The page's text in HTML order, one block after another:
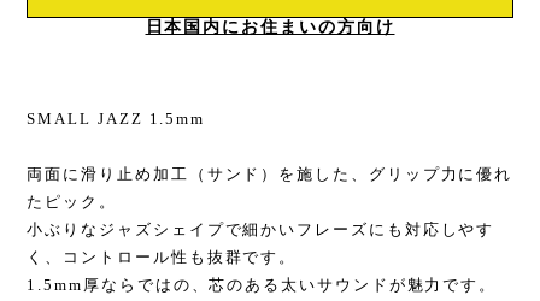
日本国内にお住まいの方向け
SMALL JAZZ 1.5mm
両面に滑り止め加工（サンド）を施した、グリップ力に優れ
たピック。
小ぶりなジャズシェイプで細かいフレーズにも対応しやす
く、コントロール性も抜群です。
1.5mm厚ならではの、芯のある太いサウンドが魅力です。